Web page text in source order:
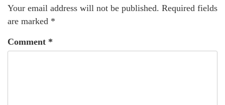
Your email address will not be published. Required fields
are marked *
Comment *